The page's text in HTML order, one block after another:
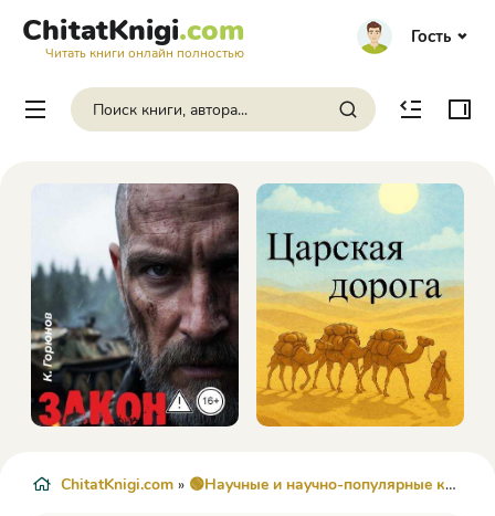
ChitatKnigi.com
Читать книги онлайн полностью
Гость
ChitatKnigi.com » 🟢Научные и научно-популярные книги